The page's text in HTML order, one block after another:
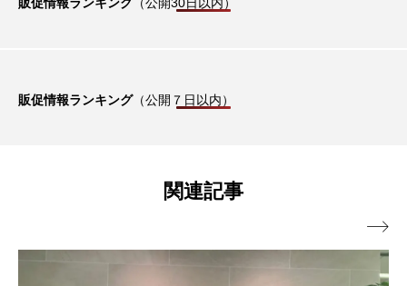
販促情報ランキング（公開７日以内）
関連記事
